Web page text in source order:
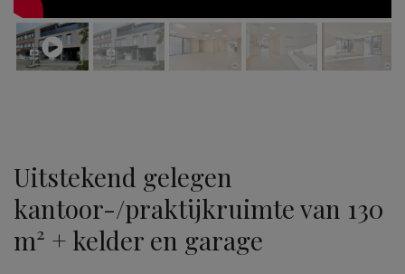
Uitstekend gelegen
kantoor-/praktijkruimte van 130
m² + kelder en garage